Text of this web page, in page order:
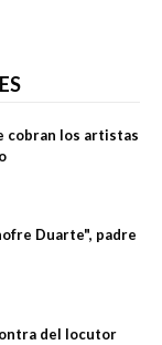
cobran los artistas
Duarte", padre
del locutor